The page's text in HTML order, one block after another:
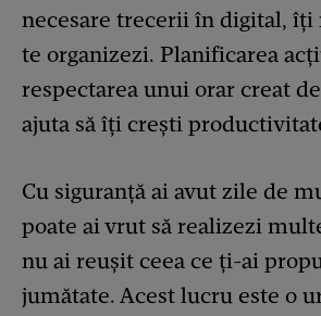
necesare trecerii în digital, îți
te organizezi. Planificarea
respectarea unui orar creat
ajuta să îți crești
Cu siguranță ai avut zile de
poate ai vrut să realizezi
nu ai reușit ceea ce ți-ai
jumătate. Acest lucru este o